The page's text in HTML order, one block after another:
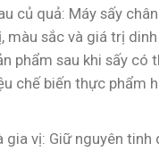
củ quả: Máy sấy
màu sắc và giá trị
phẩm sau khi sấy có
chế biến thực phẩm
gia vị: Giữ nguyên tinh